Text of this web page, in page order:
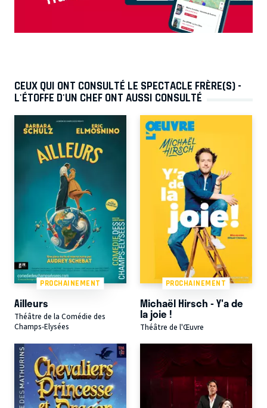
CEUX QUI ONT CONSULTÉ LE SPECTACLE FRÈRE(S) -
L'ÉTOFFE D'UN CHEF ONT AUSSI CONSULTÉ
PROCHAINEMENT
Ailleurs
Théâtre de la Comédie des
Champs-Elysées
PROCHAINEMENT
Michaël Hirsch - Y'a de
la joie !
Théâtre de l'Œuvre